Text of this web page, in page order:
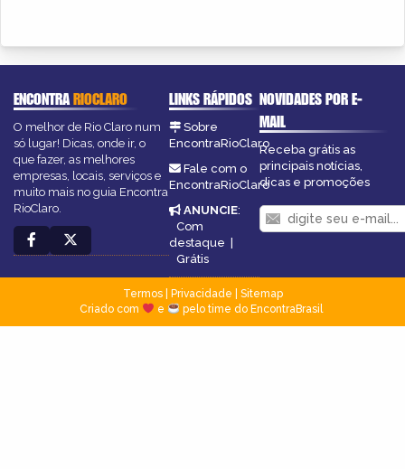
ENCONTRARIOCLARO
O melhor de Rio Claro num
só lugar! Dicas, onde ir, o
que fazer, as melhores
empresas, locais, serviços e
muito mais no guia Encontra
RioClaro.
LINKS RÁPIDOS
Sobre
EncontraRioClaro
Fale com o
EncontraRioClaro
ANUNCIE:
Com
destaque |
Grátis
NOVIDADES POR E-
MAIL
Receba grátis as
principais notícias,
dicas e promoções
Termos| Privacidade
Sitemap
Criado com
e pelo time do EncontraBrasil